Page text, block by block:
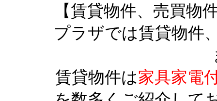
【賃貸物件、売買物
プラザでは賃貸物件
賃貸物件は家具家電